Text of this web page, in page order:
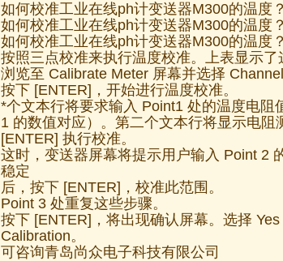
如何校准工业在线ph计变送器M300的温度？
如何校准工业在线ph计变送器M300的温度
如何校准工业在线ph计变送器M300的温度
按照三点校准来执行温度校准。上表显示了
浏览至 Calibrate Meter 屏幕并选择 Channel
按下 [ENTER]，开始进行温度校准。
*个文本行将要求输入 Point1 处的温度电阻
1 的数值对应）。第二个文本行将显示电阻
[ENTER] 执行校准。
这时，变送器屏幕将提示用户输入 Point 2
稳定
后，按下 [ENTER]，校准此范围。
Point 3 处重复这些步骤。
按下 [ENTER]，将出现确认屏幕。选择
Calibration。
可咨询青岛尚众电子科技有限公司